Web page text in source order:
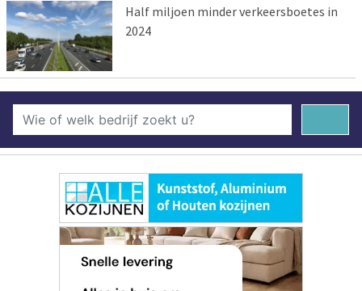
Half miljoen minder verkeersboetes in
2024